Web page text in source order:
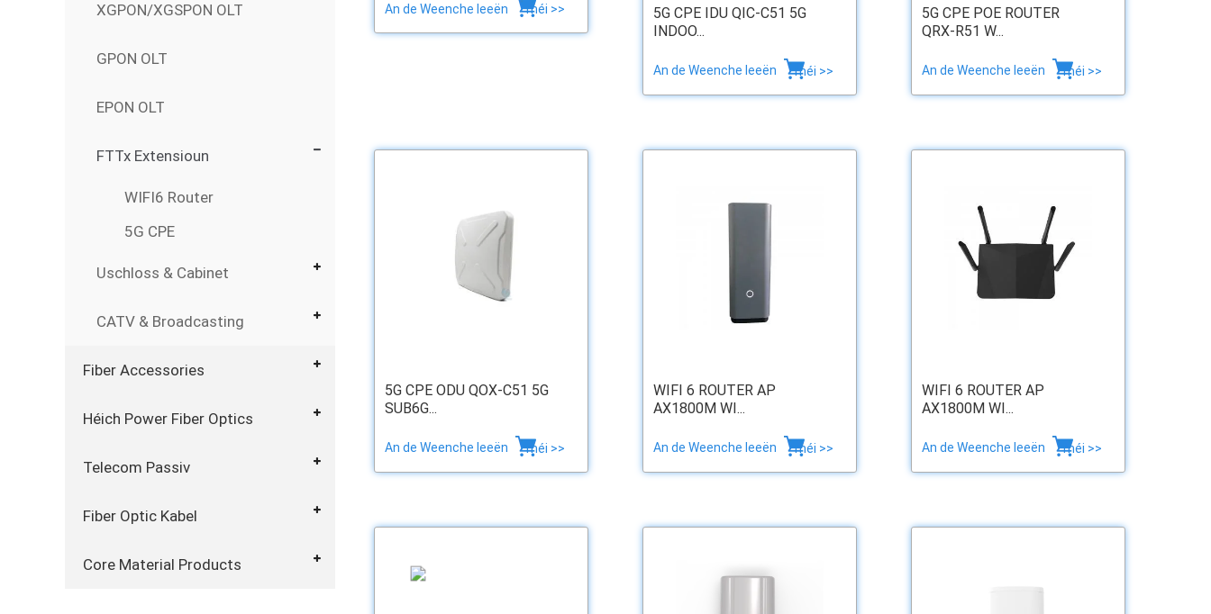
XGPON/XGSPON OLT
GPON OLT
EPON OLT
FTTx Extensioun
WIFI6 Router
5G CPE
Uschloss & Cabinet
CATV & Broadcasting
Fiber Accessories
Héich Power Fiber Optics
Telecom Passiv
Fiber Optic Kabel
Core Material Products
An de Weenche leeën méi >>
5G CPE IDU QIC-C51 5G
INDOO...
An de Weenche leeën méi >>
5G CPE POE ROUTER
QRX-R51 W...
An de Weenche leeën méi >>
5G CPE ODU QOX-C51 5G
SUB6G...
An de Weenche leeën méi >>
WIFI 6 ROUTER AP
AX1800M WI...
An de Weenche leeën méi >>
WIFI 6 ROUTER AP
AX1800M WI...
An de Weenche leeën méi >>